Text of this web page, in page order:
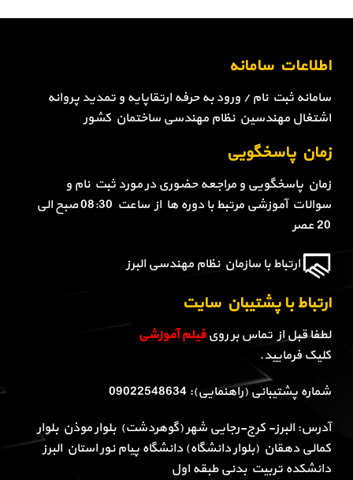
اطلاعات سامانه
سامانه ثبت نام / ورود به حرفه ارتقاپایه و تمدید پروانه
اشتغال مهندسین نظام مهندسی ساختمان کشور
زمان پاسخگویی
زمان پاسخگویی و مراجعه حضوری در مورد ثبت نام و
سوالات آموزشی مرتبط با دوره ها از ساعت 08:30 صبح الی
20 عصر
ارتباط با سازمان نظام مهندسی البرز
ارتباط با پشتیبان سایت
لطفا قبل از تماس بر رویفیلم آموزشی
کلیک فرمایید.
شماره پشتیبانی (راهنمایی): 09022548634
آدرس: البرز- کرج-رجایی شهر (گوهردشت) بلوار موذن بلوار
کمالی دهقان (بلوار دانشگاه) دانشگاه پیام نور استان البرز
دانشکده تربیت بدنی طبقه اول